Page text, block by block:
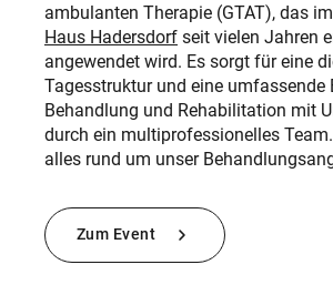
ambulanten Therapie (GTAT), das im
Haus Hadersdorf seit vielen Jahren
angewendet wird. Es sorgt für eine
Tagesstruktur und eine umfassende
Behandlung und Rehabilitation mit
durch ein multiprofessionelles
alles rund um unser
Zum Event